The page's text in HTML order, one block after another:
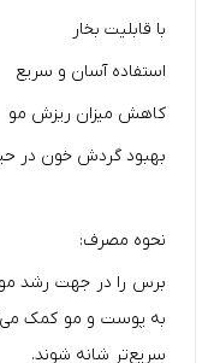
با قابلیت بخار
استفاده آسان و سریع
کاهش میزان ریزش مو
بهبود گردش خون در
نحوه مصرف:
برس را در جهت رشد
به پوست و مو کمک
سریع‌تر شانه شوند.